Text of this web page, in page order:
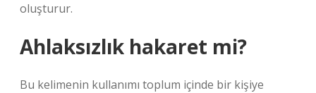
oluşturur.
Ahlaksızlık hakaret mi?
Bu kelimenin kullanımı toplum içinde bir kişiye